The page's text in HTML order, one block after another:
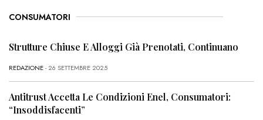
CONSUMATORI
Strutture Chiuse E Alloggi Già Prenotati, Continuano
REDAZIONE- 26 SETTEMBRE 2025
Antitrust Accetta Le Condizioni Enel, Consumatori:
“Insoddisfacenti”